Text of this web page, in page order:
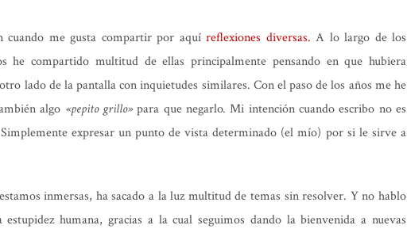
cuando me gusta compartir por aquíreflexiones diversas. A lo largo de los
he compartido multitud de ellas principalmente pensando en que hubiera
lado de la pantalla con inquietudes similares. Con el paso de los años me he
algo «pepito grillo»para que negarlo.Mi intención cuando escribo no es
expresar un punto de vista determinado (el mío) por si le sirve a
inmersas, ha sacado a la luz multitud de temas sin resolver. Y no hablo
humana, gracias a la cual seguimos dando la bienvenida a nuevas